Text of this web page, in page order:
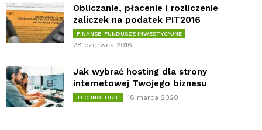
Obliczanie, płacenie i rozliczenie
zaliczek na podatek PIT2016
FINANSE-FUNDUSZE INWESTYCYJNE
28 czerwca 2016
Jak wybrać hosting dla strony
internetowej Twojego biznesu
TECHNOLOGIE 18 marca 2020